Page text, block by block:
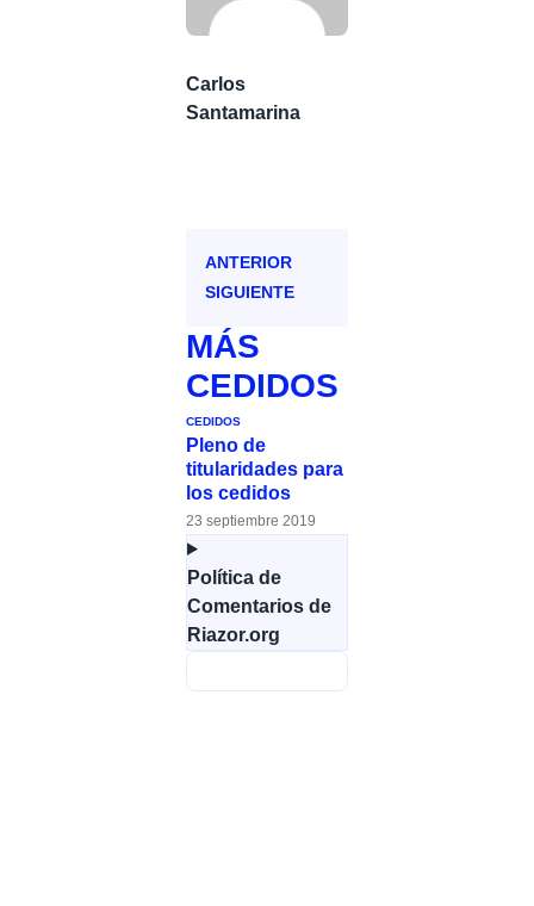
Carlos
Santamarina
ANTERIOR
SIGUIENTE
MÁS
CEDIDOS
CEDIDOS
Pleno de
titularidades para
los cedidos
23 septiembre 2019
Política de
Comentarios de
Riazor.org